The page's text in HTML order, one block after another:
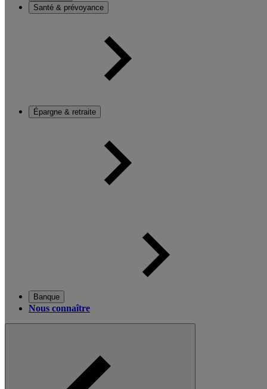
Santé & prévoyance
Épargne & retraite
Banque
Nous connaître